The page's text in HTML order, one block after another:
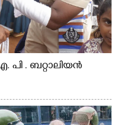
പി . ബറ്റാലിയൻ